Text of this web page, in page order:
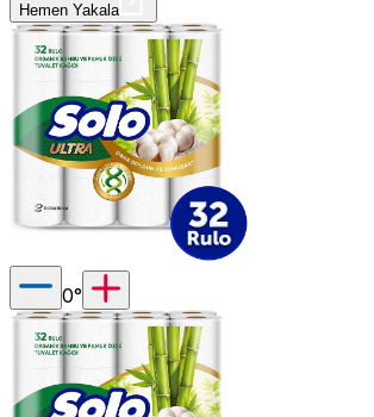
Hemen Yakala
0°